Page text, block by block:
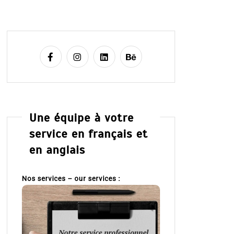
Une équipe à votre
service en français et
en anglais
Nos services – our services :